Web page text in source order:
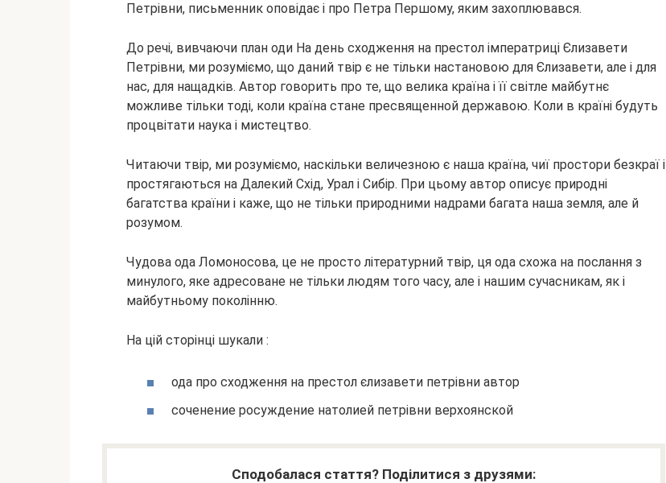
Петрівни, письменник оповідає і про Петра Першому, яким захоплювався.
До речі, вивчаючи план оди На день сходження на престол імператриці Єлизавети
Петрівни, ми розуміємо, що даний твір є не тільки настановою для Єлизавети, але і для
нас, для нащадків. Автор говорить про те, що велика країна і її світле майбутнє
можливе тільки тоді, коли країна стане пресвященной державою. Коли в країні будуть
процвітати наука і мистецтво.
Читаючи твір, ми розуміємо, наскільки величезною є наша країна, чиї простори безкраї і
простягаються на Далекий Схід, Урал і Сибір. При цьому автор описує природні
багатства країни і каже, що не тільки природними надрами багата наша земля, але й
розумом.
Чудова ода Ломоносова, це не просто літературний твір, ця ода схожа на послання з
минулого, яке адресоване не тільки людям того часу, але і нашим сучасникам, як і
майбутньому поколінню.
На цій сторінці шукали :
ода про сходження на престол єлизавети петрівни автор
соченение росуждение натолией петрівни верхоянской
Сподобалася стаття? Поділитися з друзями: